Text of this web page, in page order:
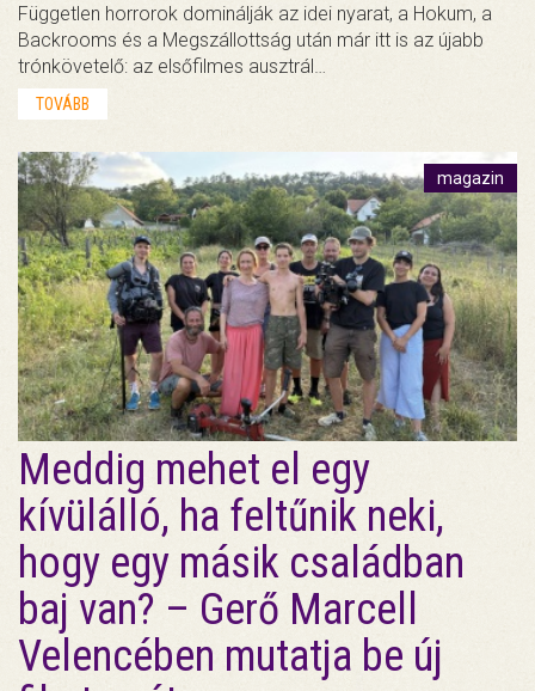
Független horrorok dominálják az idei nyarat, a Hokum, a
Backrooms és a Megszállottság után már itt is az újabb
trónkövetelő: az elsőfilmes ausztrál…
TOVÁBB
magazin
Meddig mehet el egy
kívülálló, ha feltűnik neki,
hogy egy másik családban
baj van? – Gerő Marcell
Velencében mutatja be új